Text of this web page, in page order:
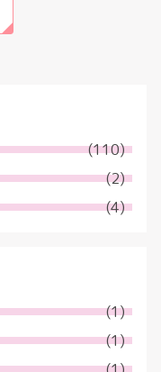
(110)
(2)
(4)
(1)
(1)